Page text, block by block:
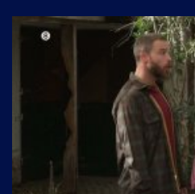
...πληκτρολογήστε